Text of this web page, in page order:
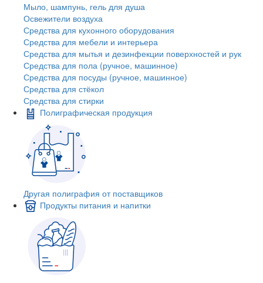
Мыло, шампунь, гель для душа
Освежители воздуха
Средства для кухонного оборудования
Средства для мебели и интерьера
Средства для мытья и дезинфекции поверхностей и рук
Средства для пола (ручное, машинное)
Средства для посуды (ручное, машинное)
Средства для стёкол
Средства для стирки
Полиграфическая продукция
Другая полиграфия от поставщиков
Продукты питания и напитки